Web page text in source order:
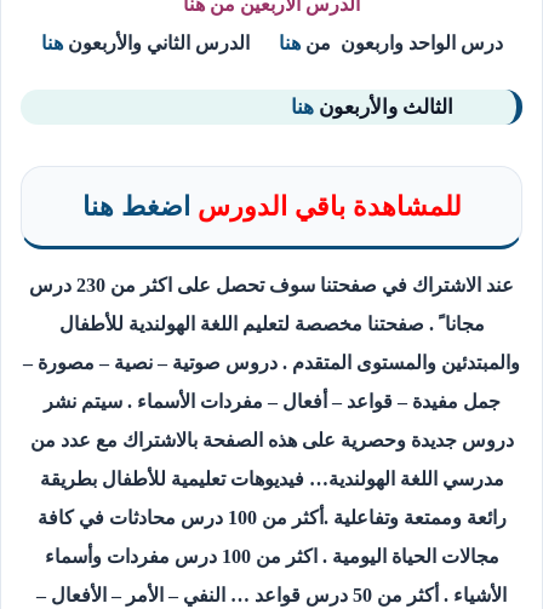
درس الواحد واربعون منهنا الدرس الثاني والأربعونهنا
الثالث والأربعون هنا
للمشاهدة باقي الدورس اضغط هنا
عند الاشتراك في صفحتنا سوف تحصل على اكثر من 230 درس
مجانا ً . صفحتنا مخصصة لتعليم اللغة الهولندية للأطفال
والمبتدئين والمستوى المتقدم . دروس صوتية – نصية – مصورة –
جمل مفيدة – قواعد – أفعال – مفردات الأسماء . سيتم نشر
دروس جديدة وحصرية على هذه الصفحة بالاشتراك مع عدد من
مدرسي اللغة الهولندية… فيديوهات تعليمية للأطفال بطريقة
رائعة وممتعة وتفاعلية .أكثر من 100 درس محادثات في كافة
مجالات الحياة اليومية . اكثر من 100 درس مفردات وأسماء
الأشياء . أكثر من 50 درس قواعد … النفي – الأمر – الأفعال –